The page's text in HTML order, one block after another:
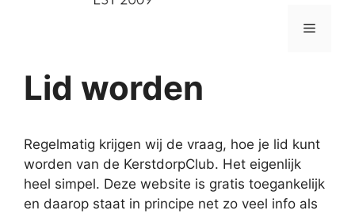
Menu
Lid worden
Regelmatig krijgen wij de vraag, hoe je lid kunt
worden van de KerstdorpClub. Het eigenlijk
heel simpel. Deze website is gratis toegankelijk
en daarop staat in principe net zo veel info als